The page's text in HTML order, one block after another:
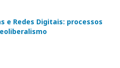
e Redes Digitais: processos